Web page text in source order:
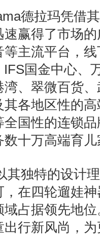
德拉玛凭借
赢得了市场
主流平台，
国金中心、
、翠微百货
各地区性的
国性的连锁
十万高端育
其独特的设计
在四轮遛娃
占据领先地
行新风尚，